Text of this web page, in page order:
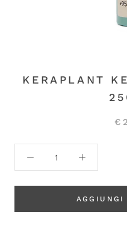
KERAPLANT
AGGIUNGI